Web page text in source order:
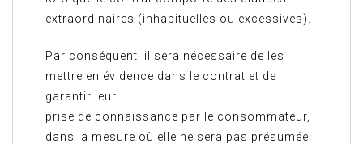
extraordinaires (inhabituelles ou excessives).
Par conséquent, il sera nécessaire de les
mettre en évidence dans le contrat et de
garantir leur
prise de connaissance par le consommateur,
dans la mesure où elle ne sera pas présumée.